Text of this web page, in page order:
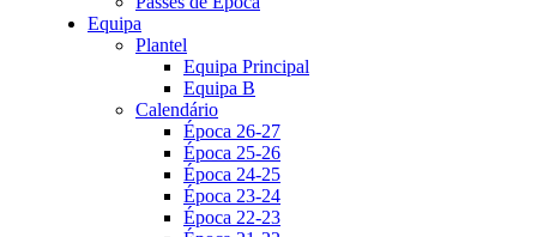
Equipa
Plantel
Equipa Principal
Equipa B
Calendário
Época 26-27
Época 25-26
Época 24-25
Época 23-24
Época 22-23